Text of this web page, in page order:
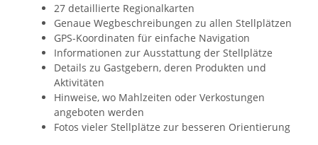
27 detaillierte Regionalkarten
Genaue Wegbeschreibungen zu allen Stellplätzen
GPS-Koordinaten für einfache Navigation
Informationen zur Ausstattung der Stellplätze
Details zu Gastgebern, deren Produkten und
Aktivitäten
Hinweise, wo Mahlzeiten oder Verkostungen
angeboten werden
Fotos vieler Stellplätze zur besseren Orientierung